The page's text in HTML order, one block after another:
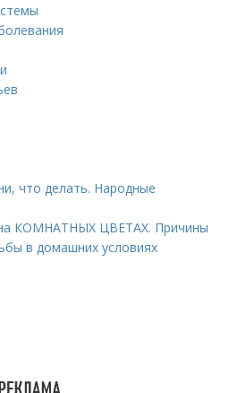
что делать. Народные
КОМНАТНЫХ ЦВЕТАХ. Причины
в домашних условиях